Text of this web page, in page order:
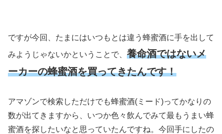
ですが今回、たまにはいつもとは違う蜂蜜酒に手を出して
みようじゃないかということで、 養命酒ではないメ
ーカーの蜂蜜酒を買ってきたんです！
アマゾンで検索しただけでも蜂蜜酒(ミード)ってかなりの
数が出てきますから、いつか色々飲んでみて最もうまい蜂
蜜酒を探したいなと思っていたんですね。今回手にしたの